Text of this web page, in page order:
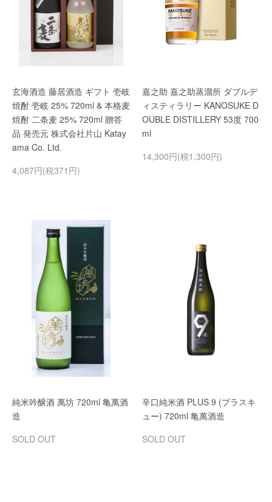
玄海酒造 藤居酒造 ギフト 壱岐
焼酎 壱岐 25% 720ml & 本格麦
焼酎 二条麦 25% 720ml 贈答
品 発売元 株式会社片山 Katay
ama Co. Ltd.
4,087円(税371円)
嘉之助 嘉之助蒸溜所 ダブルデ
ィスティラリー KANOSUKE D
OUBLE DISTILLERY 53度 700
ml
14,300円(税1,300円)
純米吟醸酒 萬坊 720ml 亀萬酒
造
SOLD OUT
辛口純米酒 PLUS 9 (プラスキ
ュー) 720ml 亀萬酒造
SOLD OUT